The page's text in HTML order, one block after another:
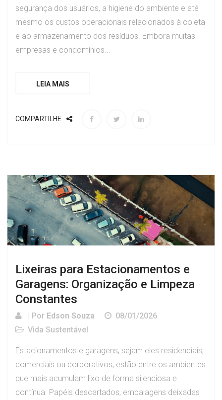
segurança dos usuários, a higiene do ambiente e até
mesmo os custos operacionais relacionados à coleta
e ao armazenamento dos resíduos. Embora muitas
empresas e condomínios...
LEIA MAIS
COMPARTILHE
Lixeiras para Estacionamentos e
Garagens: Organização e Limpeza
Constantes
| Por Edson Souza
08/01/2026
Vida Sustentável
Estacionamentos e garagens, sejam eles residenciais,
comerciais ou corporativos, estão entre os ambientes
que mais acumulam lixo de forma silenciosa e
contínua. Papéis descartados, embalagens deixadas